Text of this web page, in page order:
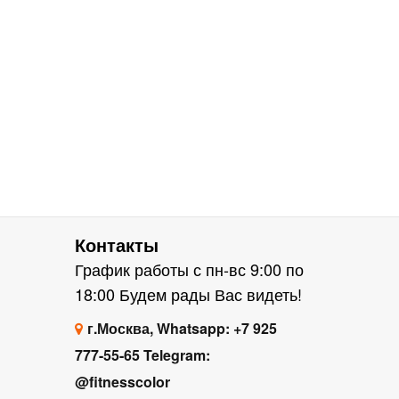
Контакты
График работы с пн-вс 9:00 по
18:00 Будем рады Вас видеть!
г.Москва, Whatsapp: +7 925
777-55-65 Telegram:
@fitnesscolor